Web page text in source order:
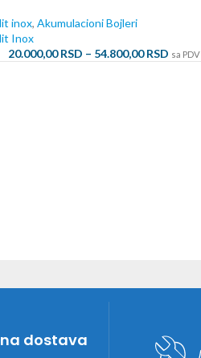
inox, Akumulacioni Bojleri
Inox
20.000,00RSD – 54.800,00RSD sa PDV
dostava